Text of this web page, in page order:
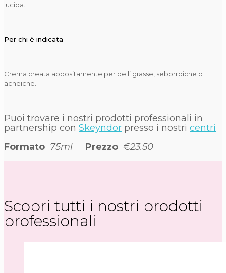
lucida.
Per chi è indicata
Crema creata appositamente per pelli grasse, seborroiche o
acneiche.
Puoi trovare i nostri prodotti professionali in
partnership con Skeyndor presso i nostri centri
Formato 75ml Prezzo €23.50
Scopri tutti i nostri prodotti
professionali